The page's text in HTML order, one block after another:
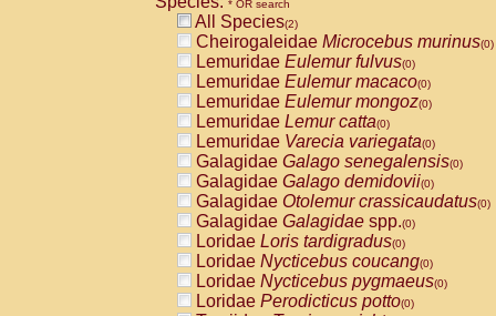
CebidaeCebus capucinus
CebidaeCebus nigrivittatus
CebidaeCebus spp.(0)
CebidaeSaimiri boliviensis(0)
CebidaeSaimiri sciureus(0)
AtelidaeAlouatta caraya(0)
AtelidaeAlouatta fusca(0)
AtelidaeAlouatta seniculus(0)
AtelidaeAlouattaspp.(0)
AtelidaeAteles belzebuth(0)
AtelidaeAteles geoffroyi(0)
AtelidaeAteles paniscus(0)
AtelidaeAtelesspp.(0)
AtelidaeLagothrix lagothricha(0)
AtelidaeLagothrix lagothricha cana
PitheciidaeCacajao calvus
* OR search
All Species(2)
Cheirogaleidae Microcebus murinus(0)
Lemuridae Eulemur fulvus(0)
Lemuridae Eulemur macaco(0)
Lemuridae Eulemur mongoz(0)
Lemuridae Lemur catta(0)
Lemuridae Varecia variegata(0)
Galagidae Galago senegalensis(0)
Galagidae Galago demidovii(0)
Galagidae Otolemur crassicaudatus(0)
Galagidae Galagidae spp.(0)
Loridae Loris tardigradus(0)
Loridae Nycticebus coucang(0)
Loridae Nycticebus pygmaeus(0)
Loridae Perodicticus potto(0)